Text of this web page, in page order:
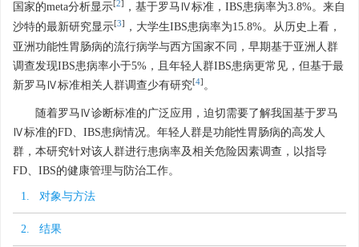
国家的meta分析显示[2]
，基于罗马Ⅳ标准，IBS患病率为3.8%。来自
沙特的最新研究显示[3]
，大学生IBS患病率为15.8%。从历史上看，
亚洲功能性胃肠病的流行病学与西方国家不同，早期基于亚洲人群
调查发现IBS患病率小于5%，且年轻人群IBS患病更常见，但基于最
新罗马Ⅳ标准相关人群调查少有研究[4] 。
随着罗马Ⅳ诊断标准的广泛应用，迫切需要了解我国基于罗马
Ⅳ标准的FD、IBS患病情况。年轻人群是功能性胃肠病的高发人
群，本研究针对该人群进行患病率及相关危险因素调查，以指导
FD、IBS的健康管理与防治工作。
1. 对象与方法
2. 结果